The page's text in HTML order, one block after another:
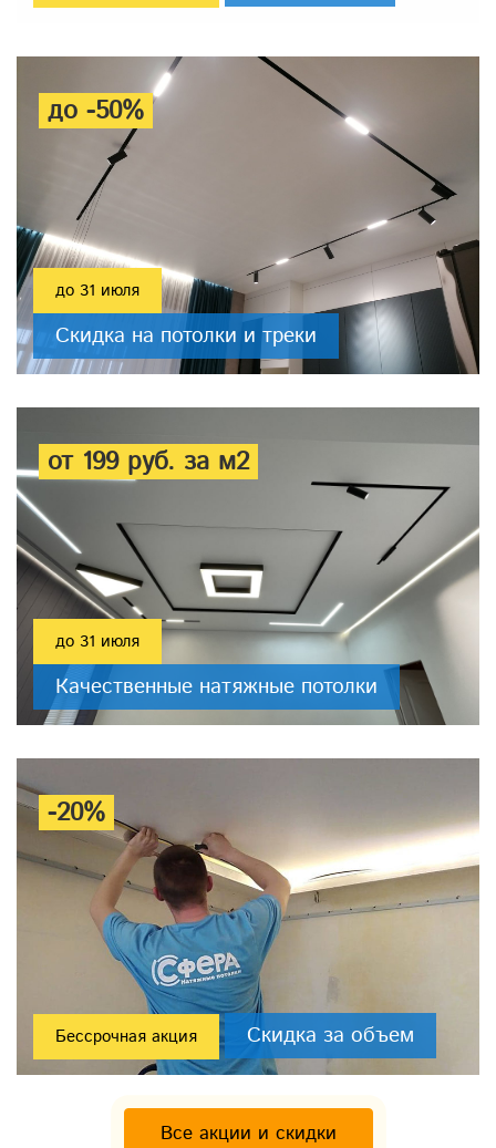
до 31 июля
Скидка на потолки и треки
до -50%
до 31 июля
Качественные натяжные потолки
от 199 руб. за м2
Бессрочная акция Скидка за объем
-20%
Все акции и скидки